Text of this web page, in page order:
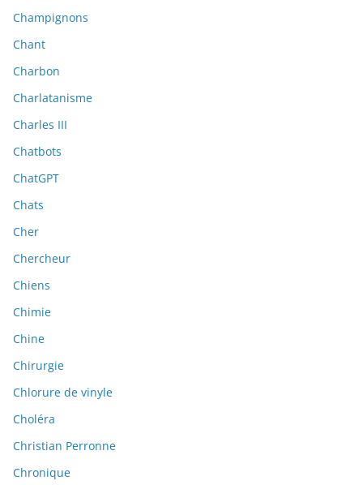
Champignons
Chant
Charbon
Charlatanisme
Charles III
Chatbots
ChatGPT
Chats
Cher
Chercheur
Chiens
Chimie
Chine
Chirurgie
Chlorure de vinyle
Choléra
Christian Perronne
Chronique